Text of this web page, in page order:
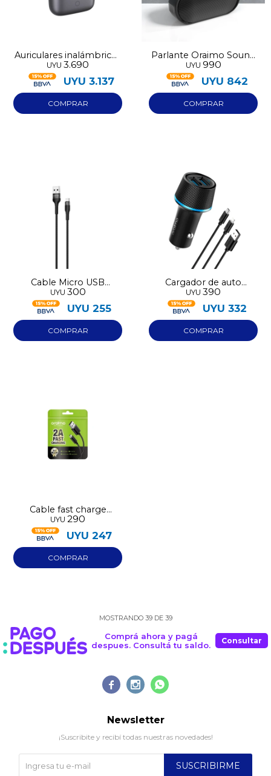
Auriculares inalámbricos
Oraimo Freepods Pro
E108D
UYU 3.690
UYU 3.137
Parlante Oraimo Sound
Go 3
UYU 990
UYU 842
Cable Micro USB
Oraimo Braid 2
UYU 300
UYU 255
Cargador de auto
Oraimo con cable
lightning y micro usb
UYU 390
UYU 332
Cable fast charge
Oraimo micro usb
UYU 290
UYU 247
MOSTRANDO 39DE 39
Comprá ahora y pagá
despues. Consultá tu saldo.
Consultar
  
Newsletter
¡Suscribite y recibí todas nuestras novedades!
SUSCRIBIRME